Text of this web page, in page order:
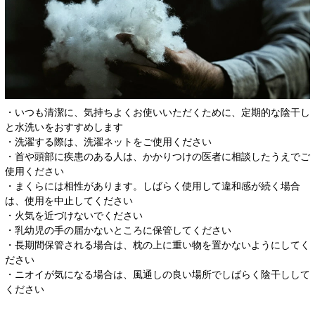
・いつも清潔に、気持ちよくお使いいただくために、定期的な陰干し
と水洗いをおすすめします
・洗濯する際は、洗濯ネットをご使用ください
・首や頭部に疾患のある人は、かかりつけの医者に相談したうえでご
使用ください
・まくらには相性があります。しばらく使用して違和感が続く場合
は、使用を中止してください
・火気を近づけないでください
・乳幼児の手の届かないところに保管してください
・長期間保管される場合は、枕の上に重い物を置かないようにしてく
ださい
・ニオイが気になる場合は、風通しの良い場所でしばらく陰干しして
ください